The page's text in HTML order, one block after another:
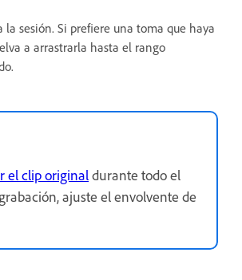
la sesión. Si prefiere una toma que haya
a arrastrarla hasta el rango
el clip originaldurante todo el
ajuste el envolvente de